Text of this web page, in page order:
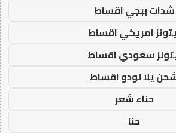
شدات ببجي اقساط
امريكي اقساط
سعودي اقساط
يلا لودو اقساط
حناء شعر
حنا